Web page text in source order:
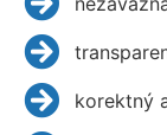
korektný